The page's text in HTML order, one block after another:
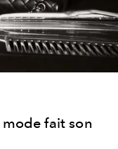
fait son